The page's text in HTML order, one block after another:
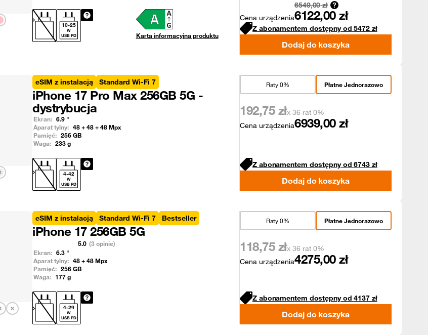
Pokaż następny
10-25
W
USB PD
Karta informacyjna produktu
Cena urządzenia
6549,00 zł
6122,00 zł
Z abonamentem dostępny od 5472 zł
Dodaj do koszyka
Pokaż następny
eSIM z instalacją Standard Wi-Fi 7
iPhone 17 Pro Max 256GB 5G -
dystrybucja
Ekran: 6.9 "
Aparat tylny: 48 + 48 + 48Mpx
Pamięć: 256GB
Waga: 233g
4-42
W
USB PD
Płatne Jednorazowo
Raty 0%
Cena urządzenia6939,00 zł
192,75 złx 36 rat 0%
Z abonamentem dostępny od 6743 zł
Dodaj do koszyka
Pokaż następny
eSIM z instalacją Standard Wi-Fi 7 Bestseller
iPhone 17 256GB 5G
5.0 (3 opinie)
Ekran: 6.3 "
Aparat tylny: 48 + 48Mpx
Pamięć: 256GB
Waga: 177g
4-29
W
USB PD
Płatne Jednorazowo
Raty 0%
Cena urządzenia4275,00 zł
118,75 złx 36 rat 0%
Z abonamentem dostępny od 4137 zł
Dodaj do koszyka